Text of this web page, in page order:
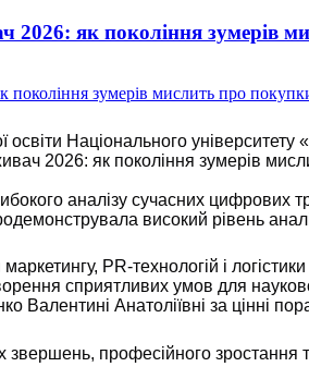
2026: як покоління зумерів
Національного університету
2026: як покоління зумерів
аналізу сучасних цифрових
високий рівень
PR-технологій і логістики
сприятливих умов для
Анатоліївні за цінні
звершень, професійного